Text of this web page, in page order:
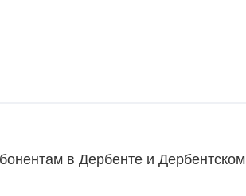
в Дербенте и Дербентском